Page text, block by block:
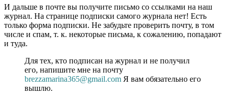
И дальше в почте вы получите письмо со ссылками на наш
журнал. На странице подписки самого журнала нет! Есть
только форма подписки. Не забудьте проверить почту, в том
числе и спам, т. к. некоторые письма, к сожалению, попадают
и туда.
Для тех, кто подписан на журнал и не получил
его, напишите мне на почту
brezzamarina365@gmail.com Я вам обязательно его
вышлю.